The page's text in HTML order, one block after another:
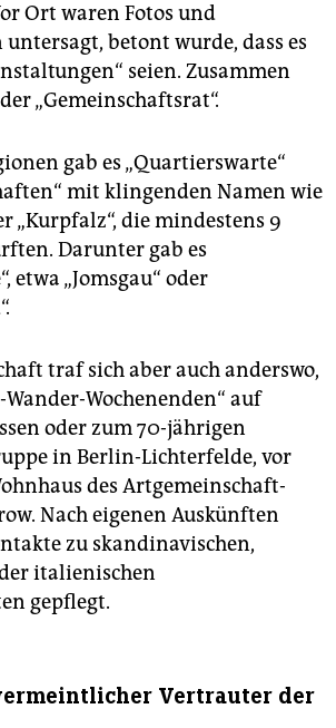
Ort waren Fotos und
betont wurde, dass es
seien. Zusammen
„Gemeinschaftsrat“.
gab es „Quartierswarte“
mit klingenden Namen wie
„Kurpfalz“, die mindestens 9
Darunter gab es
etwa „Jomsgau“ oder
traf sich aber auch anderswo,
Wander-Wochenenden“ auf
oder zum 70-jährigen
in Berlin-Lichterfelde, vor
des Artgemeinschaft-
Nach eigenen Auskünften
zu skandinavischen,
italienischen
gepflegt.
Vertrauter der